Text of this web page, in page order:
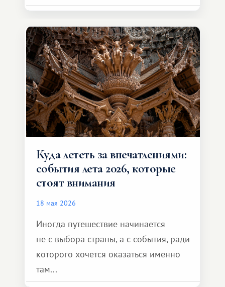
возможности обменной системы
значительно шире. Среди них есть
и Африка — континент, который
способен подарить совершенно иной
формат путешествия.
Куда лететь за впечатлениями:
события лета 2026, которые
стоят внимания
18 мая 2026
Иногда путешествие начинается
не с выбора страны, а с события, ради
которого хочется оказаться именно
там...